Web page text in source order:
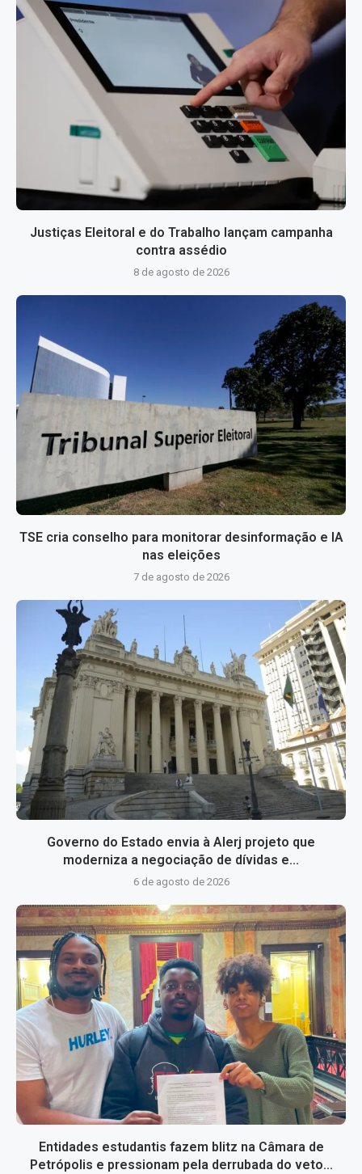
Justiças Eleitoral e do Trabalho lançam campanha
contra assédio
8 de agosto de 2026
TSE cria conselho para monitorar desinformação e IA
nas eleições
7 de agosto de 2026
Governo do Estado envia à Alerj projeto que
moderniza a negociação de dívidas e...
6 de agosto de 2026
Entidades estudantis fazem blitz na Câmara de
Petrópolis e pressionam pela derrubada do veto...